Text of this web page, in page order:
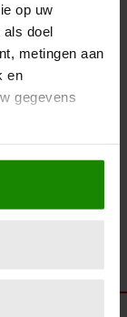
op uw
als doel
metingen aan
en
gegevens
kan zijn
(fingerprinting)